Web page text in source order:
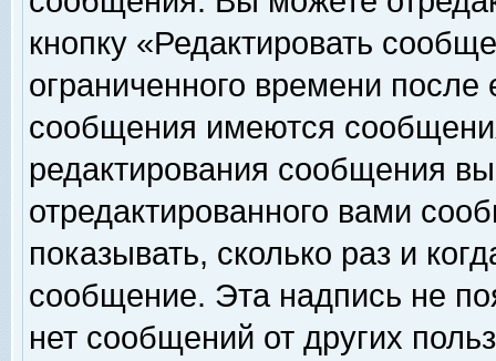
кнопку «Редактировать
ограниченного времени
сообщения имеются
редактирования сообщения
отредактированного вами
показывать, сколько раз и
сообщение. Эта надпись не
нет сообщений от других